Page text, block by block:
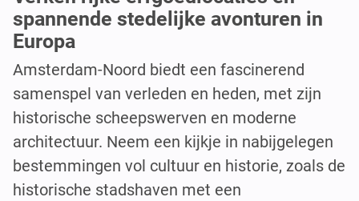
spannende stedelijke avonturen in
Europa
Amsterdam-Noord biedt een fascinerend
samenspel van verleden en heden, met zijn
historische scheepswerven en moderne
architectuur. Neem een kijkje in nabijgelegen
bestemmingen vol cultuur en historie, zoals de
historische stadshaven met een